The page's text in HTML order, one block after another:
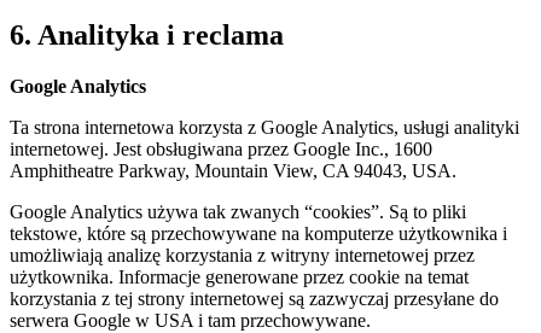
6. Analityka i reclama
Google Analytics
Ta strona internetowa korzysta z Google Analytics, usługi analityki
internetowej. Jest obsługiwana przez Google Inc., 1600
Amphitheatre Parkway, Mountain View, CA 94043, USA.
Google Analytics używa tak zwanych “cookies”. Są to pliki
tekstowe, które są przechowywane na komputerze użytkownika i
umożliwiają analizę korzystania z witryny internetowej przez
użytkownika. Informacje generowane przez cookie na temat
korzystania z tej strony internetowej są zazwyczaj przesyłane do
serwera Google w USA i tam przechowywane.